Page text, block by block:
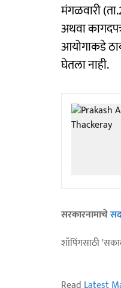
मंगळवारी
अथवा
आयोगाकडे
घेतला नाही.
सरकारनामाचे
शॉपिंगसाठी